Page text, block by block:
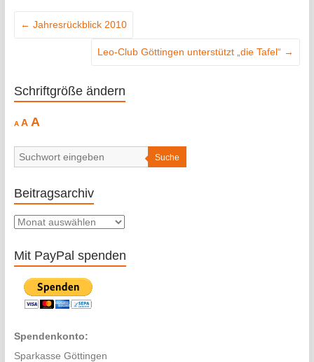
← Jahresrückblick 2010
Leo-Club Göttingen unterstützt „die Tafel“ →
Schriftgröße ändern
A
Decrease
font
A Reset
size.
AIncrease
size.
Suche
Beitragsarchiv
Beitragsarchiv
Mit PayPal spenden
Spendenkonto:
Sparkasse Göttingen